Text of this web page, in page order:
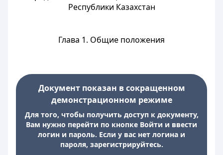
Республики Казахстан
Глава 1. Общие положения
Документ показан в сокращенном
демонстрационном режиме
Для того, чтобы получить доступ к документу,
Вам нужно перейти по кнопке Войти и ввести
логин и пароль. Если у вас нет логина и
пароля, зарегистрируйтесь.